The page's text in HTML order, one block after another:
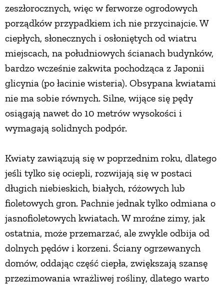
zeszłorocznych, więc w ferworze ogrodowych
porządków przypadkiem ich nie przycinajcie. W
ciepłych, słonecznych i osłoniętych od wiatru
miejscach, na południowych ścianach budynków,
bardzo wcześnie zakwita pochodząca z Japonii
glicynia (po łacinie wisteria). Obsypana kwiatami
nie ma sobie równych. Silne, wijące się pędy
osiągają nawet do 10 metrów wysokości i
wymagają solidnych podpór.
Kwiaty zawiązują się w poprzednim roku, dlatego
jeśli tylko się ociepli, rozwijają się w postaci
długich niebieskich, białych, różowych lub
fioletowych gron. Pachnie jednak tylko odmiana o
jasnofioletowych kwiatach. W mroźne zimy, jak
ostatnia, może przemarzać, ale zwykle odbija od
dolnych pędów i korzeni. Ściany ogrzewanych
domów, oddając część ciepła, zwiększają szansę
przezimowania wrażliwej rośliny, dlatego warto
CIASTA I DESERY
DODATKI
PRZETWORY
INNE